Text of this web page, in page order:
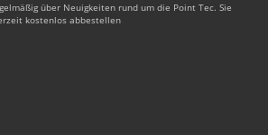
über Neuigkeiten rund um die Point Tec. Sie
kostenlos abbestellen